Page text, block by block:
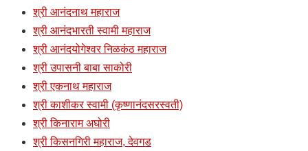
श्री आनंदनाथ महाराज
श्री आनंदभारती स्वामी महाराज
श्री आनंदयोगेश्वर निळकंठ महाराज
श्री उपासनी बाबा साकोरी
श्री एकनाथ महाराज
श्री काशीकर स्वामी (कृष्णानंदसरस्वती)
श्री किनाराम अघोरी
श्री किसनगिरी महाराज, देवगड